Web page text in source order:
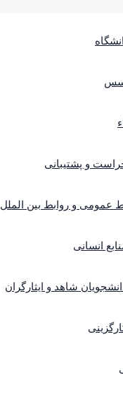
و پشتیبانی
عمومی و روابط بین الملل
انسانی
شاهد و ایثارگران